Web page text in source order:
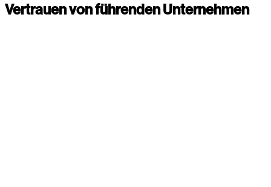
Vertrauen von führenden Unternehmen